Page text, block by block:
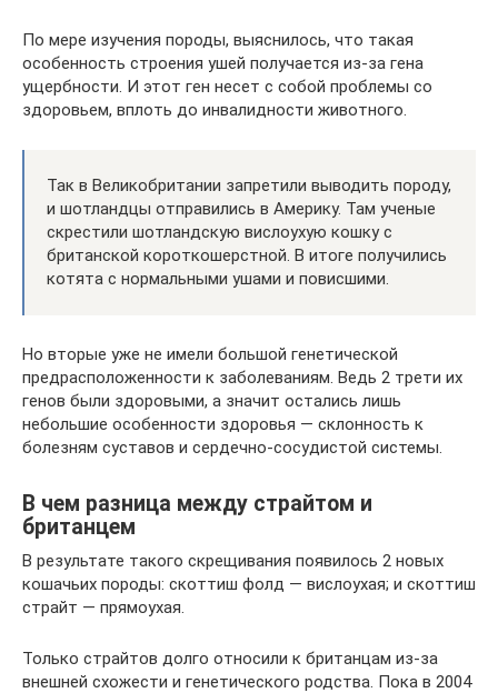
По мере изучения породы, выяснилось, что такая
особенность строения ушей получается из-за гена
ущербности. И этот ген несет с собой проблемы со
здоровьем, вплоть до инвалидности животного.
Так в Великобритании запретили выводить породу,
и шотландцы отправились в Америку. Там ученые
скрестили шотландскую вислоухую кошку с
британской короткошерстной. В итоге получились
котята с нормальными ушами и повисшими.
Но вторые уже не имели большой генетической
предрасположенности к заболеваниям. Ведь 2 трети их
генов были здоровыми, а значит остались лишь
небольшие особенности здоровья — склонность к
болезням суставов и сердечно-сосудистой системы.
В чем разница между страйтом и
британцем
В результате такого скрещивания появилось 2 новых
кошачьих породы: скоттиш фолд — вислоухая; и скоттиш
страйт — прямоухая.
Только страйтов долго относили к британцам из-за
внешней схожести и генетического родства. Пока в 2004